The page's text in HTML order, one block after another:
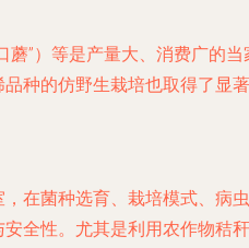
”）等是产量大、消费广的
种的仿野生栽培也取得了显
在菌种选育、栽培模式、病
全性。尤其是利用农作物秸